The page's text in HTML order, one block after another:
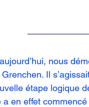
nous
Il
étape logique
en effet commencé